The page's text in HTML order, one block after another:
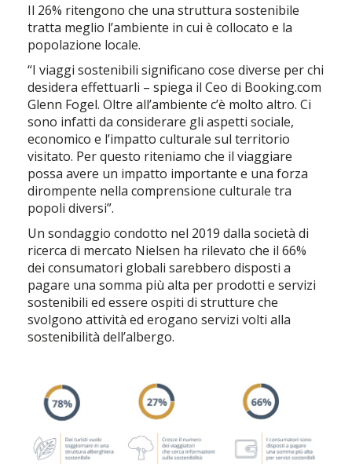
Il 26% ritengono che una struttura sostenibile
tratta meglio l’ambiente in cui è collocato e la
popolazione locale.
“I viaggi sostenibili significano cose diverse per chi
desidera effettuarli – spiega il Ceo di Booking.com
Glenn Fogel. Oltre all’ambiente c’è molto altro. Ci
sono infatti da considerare gli aspetti sociale,
economico e l’impatto culturale sul territorio
visitato. Per questo riteniamo che il viaggiare
possa avere un impatto importante e una forza
dirompente nella comprensione culturale tra
popoli diversi”.
Un sondaggio condotto nel 2019 dalla società di
ricerca di mercato Nielsen ha rilevato che il 66%
dei consumatori globali sarebbero disposti a
pagare una somma più alta per prodotti e servizi
sostenibili ed essere ospiti di strutture che
svolgono attività ed erogano servizi volti alla
sostenibilità dell’albergo.